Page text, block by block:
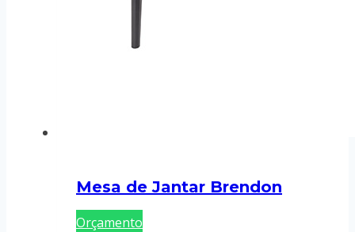
Mesa de Jantar Brendon
Orçamento